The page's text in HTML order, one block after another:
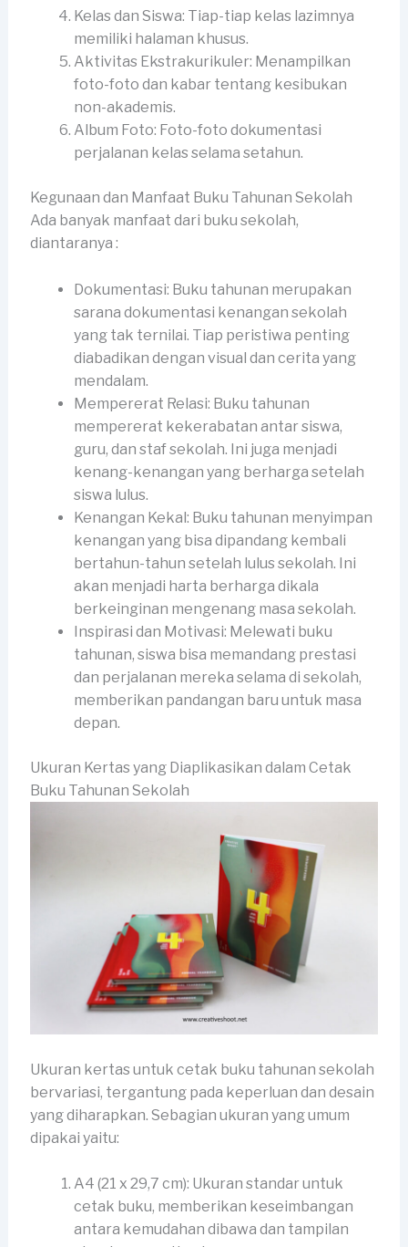
Kelas dan Siswa: Tiap-tiap kelas lazimnya
memiliki halaman khusus.
Aktivitas Ekstrakurikuler: Menampilkan
foto-foto dan kabar tentang kesibukan
non-akademis.
Album Foto: Foto-foto dokumentasi
perjalanan kelas selama setahun.
Kegunaan dan Manfaat Buku Tahunan Sekolah
Ada banyak manfaat dari buku sekolah,
diantaranya :
Dokumentasi: Buku tahunan merupakan
sarana dokumentasi kenangan sekolah
yang tak ternilai. Tiap peristiwa penting
diabadikan dengan visual dan cerita yang
mendalam.
Mempererat Relasi: Buku tahunan
mempererat kekerabatan antar siswa,
guru, dan staf sekolah. Ini juga menjadi
kenang-kenangan yang berharga setelah
siswa lulus.
Kenangan Kekal: Buku tahunan menyimpan
kenangan yang bisa dipandang kembali
bertahun-tahun setelah lulus sekolah. Ini
akan menjadi harta berharga dikala
berkeinginan mengenang masa sekolah.
Inspirasi dan Motivasi: Melewati buku
tahunan, siswa bisa memandang prestasi
dan perjalanan mereka selama di sekolah,
memberikan pandangan baru untuk masa
depan.
Ukuran Kertas yang Diaplikasikan dalam Cetak
Buku Tahunan Sekolah
Ukuran kertas untuk cetak buku tahunan sekolah
bervariasi, tergantung pada keperluan dan desain
yang diharapkan. Sebagian ukuran yang umum
dipakai yaitu:
A4 (21 x 29,7 cm): Ukuran standar untuk
cetak buku, memberikan keseimbangan
antara kemudahan dibawa dan tampilan